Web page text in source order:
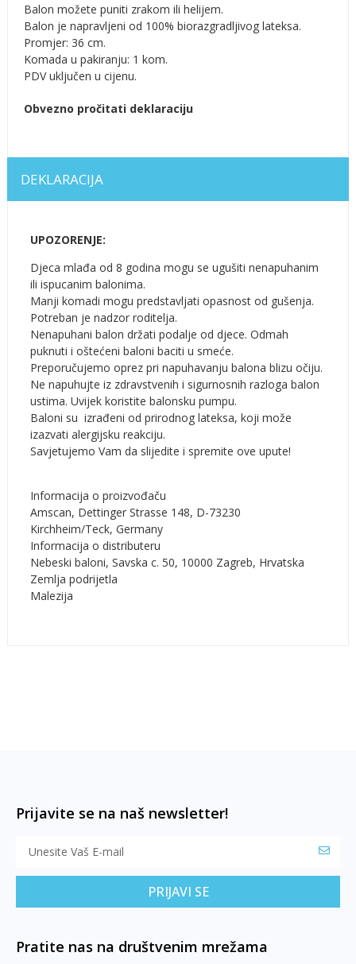
Balon možete puniti zrakom ili helijem.
Balon je napravljeni od 100% biorazgradljivog lateksa.
Promjer: 36 cm.
Komada u pakiranju: 1 kom.
PDV uključen u cijenu.
Obvezno pročitati deklaraciju
DEKLARACIJA
UPOZORENJE:
Djeca mlađa od 8 godina mogu se ugušiti nenapuhanim
ili ispucanim balonima.
Manji komadi mogu predstavljati opasnost od gušenja.
Potreban je nadzor roditelja.
Nenapuhani balon držati podalje od djece. Odmah
puknuti i oštećeni baloni baciti u smeće.
Preporučujemo oprez pri napuhavanju balona blizu očiju.
Ne napuhujte iz zdravstvenih i sigurnosnih razloga balon
ustima. Uvijek koristite balonsku pumpu.
Baloni su izrađeni od prirodnog lateksa, koji može
izazvati alergijsku reakciju.
Savjetujemo Vam da slijedite i spremite ove upute!
Informacija o proizvođaču
Amscan, Dettinger Strasse 148, D-73230
Kirchheim/Teck, Germany
Informacija o distributeru
Nebeski baloni, Savska c. 50, 10000 Zagreb, Hrvatska
Zemlja podrijetla
Malezija
Prijavite se na naš newsletter!
PRIJAVI SE
Pratite nas na društvenim mrežama